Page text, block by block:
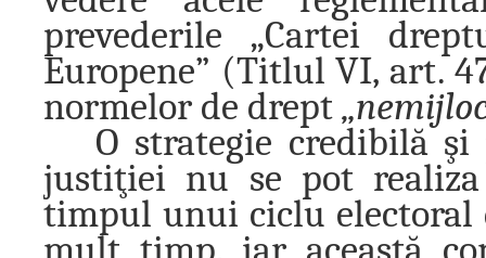
prevederile „Cartei
Europene” (Titlul VI, art.
normelor de drept
O strategie credibilă
justiţiei nu se pot
timpul unui ciclu electoral